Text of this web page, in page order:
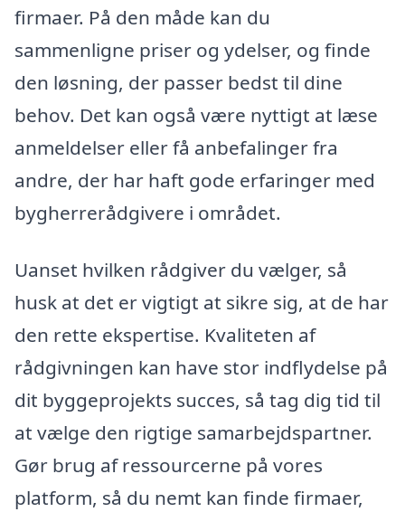
firmaer. På den måde kan du
sammenligne priser og ydelser, og finde
den løsning, der passer bedst til dine
behov. Det kan også være nyttigt at læse
anmeldelser eller få anbefalinger fra
andre, der har haft gode erfaringer med
bygherrerådgivere i området.
Uanset hvilken rådgiver du vælger, så
husk at det er vigtigt at sikre sig, at de har
den rette ekspertise. Kvaliteten af
rådgivningen kan have stor indflydelse på
dit byggeprojekts succes, så tag dig tid til
at vælge den rigtige samarbejdspartner.
Gør brug af ressourcerne på vores
platform, så du nemt kan finde firmaer,